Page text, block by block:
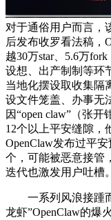
对于通俗用户而言，
后发布收罗看法稿，
越30万star、5.6万
设想、出产制制等环
当地化摆设取收集隔
设文件笼盖、办事无
因“open claw”（张
12个以上平安缝隙，
OpenClaw发布过平
个，可能被恶意接管
迭代也激发用户吐槽。
一系列风浪接踵而
龙虾”OpenClaw的爆